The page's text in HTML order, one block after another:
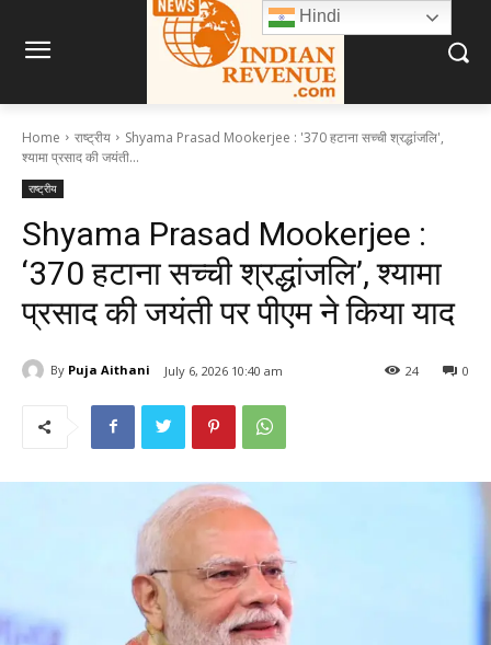
Home राष्ट्रीय
Shyama Prasad Mookerjee : '370 हटाना सच्ची श्रद्धांजलि',
श्यामा प्रसाद की जयंती...
राष्ट्रीय
Shyama Prasad Mookerjee :
‘370 हटाना सच्ची श्रद्धांजलि’, श्यामा
प्रसाद की जयंती पर पीएम ने किया याद
By Puja Aithani July 6, 2026 10:40 am 0
24
Hindi